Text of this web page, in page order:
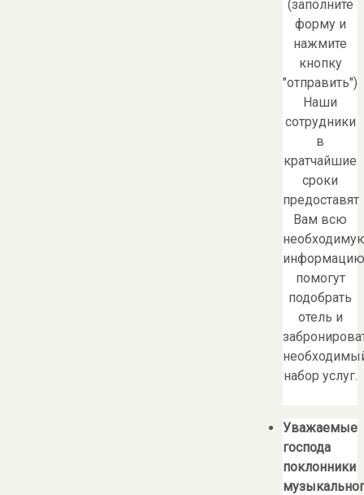
(заполните
форму и
нажмите
кнопку
"отправить")
Наши
сотрудники
в
кратчайшие
сроки
предоставят
Вам всю
помогут
подобрать
отель и
набор услуг.
Уважаемые
господа
поклонники